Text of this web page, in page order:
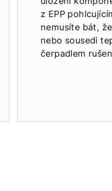
z EPP
nemusíte bát,
nebo sousedi
čerpadlem